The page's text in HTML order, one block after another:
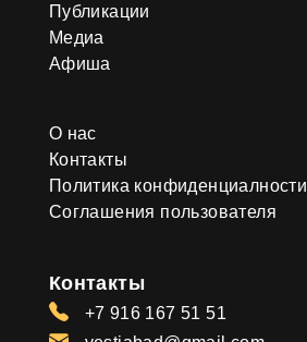
Публикации
Медиа
Афиша
О нас
Контакты
Политика конфиденциалности
Соглашения пользователя
Контакты
+7 916 167 51 51